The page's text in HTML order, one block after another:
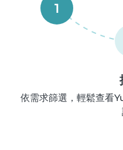
1
依需求篩選，輕鬆查看